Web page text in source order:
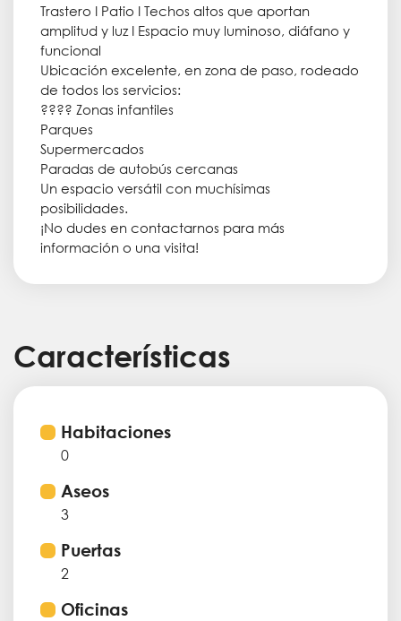
Trastero I Patio I Techos altos que aportan
amplitud y luz I Espacio muy luminoso, diáfano y
funcional
Ubicación excelente, en zona de paso, rodeado
de todos los servicios:
???? Zonas infantiles
Parques
Supermercados
Paradas de autobús cercanas
Un espacio versátil con muchísimas
posibilidades.
¡No dudes en contactarnos para más
información o una visita!
Características
Habitaciones
0
Aseos
3
Puertas
2
Oficinas